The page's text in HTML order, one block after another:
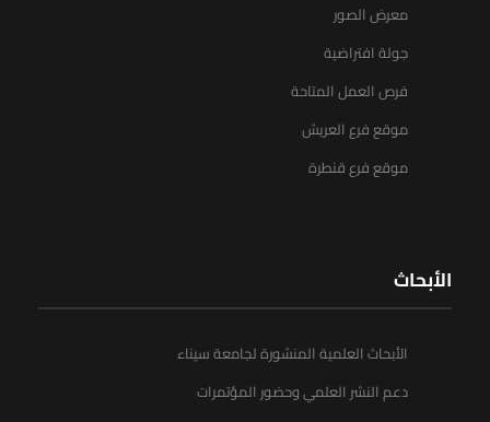
معرض الصور
جولة افتراضية
فرص العمل المتاحة
موقع فرع العريش
موقع فرع قنطرة
الأبحاث
الأبحاث العلمية المنشورة لجامعة سيناء
دعم النشر العلمي وحضور المؤتمرات